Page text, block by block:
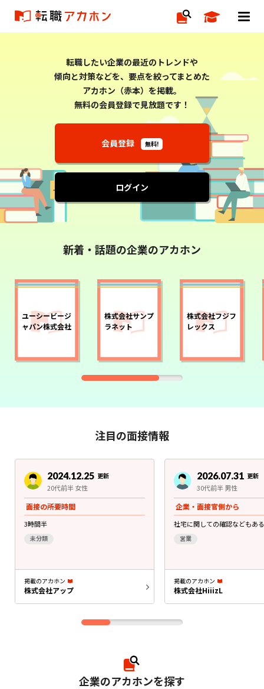
転職したい企業の最近のトレンドや
傾向と対策などを、要点を絞ってまとめた
アカホン（赤本）を掲載。
無料の会員登録で見放題です！
会員登録 無料!
ログイン
新着・話題の企業のアカホン
ユーシービージ
ャパン株式会社
株式会社サンプ
ラネット
株式会社フジフ
レックス
注目の面接情報
2024.12.25 更新
20代前半 女性
面接の所要時間
3時間半
未分類
掲載のアカホン
株式会社アップ
2026.07.31 更新
30代前半 男性
企業・面接官側から
社宅に関しての確認などもある
営業
掲載のアカホン
株式会社HiiizL
企業のアカホンを探す